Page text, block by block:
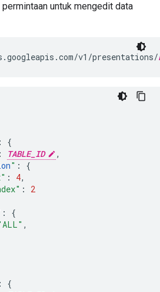
untuk mengedit data
v1/presentations/
:
{
: TABLE_ID
,
" :
{
: 4,
:
2
:
{
,
:
{